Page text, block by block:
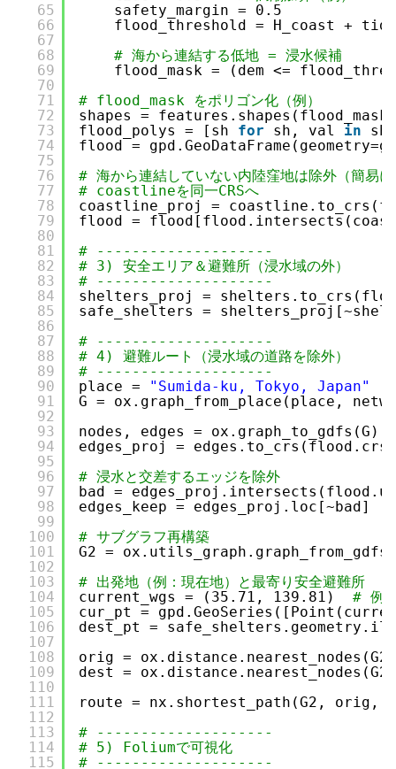
65
66
67
68
69
70
71
72
73
74
75
76
77
78
79
80
81
82
83
84
85
86
87
88
89
90
91
92
93
94
95
96
97
98
99
100
101
102
103
104
105
106
107
108
109
110
111
112
113
114
115
safety_margin = 0.5
flood_threshold = H_coast +
# 海から連結する低地 = 浸水候補
flood_mask = (dem <=
# flood_mask をポリゴン化（例）
shapes =
flood_polys = [sh for sh, val in
flood =
# 海から連結していない内陸窪地は除外（簡易
# coastlineを同一CRSへ
coastline_proj =
flood =
# --------------------
# 3) 安全エリア＆避難所（浸水域の外）
# --------------------
shelters_proj =
safe_shelters =
# --------------------
# 4) 避難ルート（浸水域の道路を除外）
# --------------------
place =
"Sumida-ku, Tokyo, Japan"
G = ox.graph_from_place(place,
nodes, edges = ox.graph_to_gdfs(G)
edges_proj = edges.to_crs(flood.crs)
# 浸水と交差するエッジを除外
bad =
edges_keep = edges_proj.loc[~bad]
# サブグラフ再構築
G2 =
# 出発地（例：現在地）と最寄り安全避難所
current_wgs = (35.71, 139.81) # 例
cur_pt =
dest_pt =
orig =
dest =
route = nx.shortest_path(G2, orig,
# --------------------
# 5) Foliumで可視化
# --------------------